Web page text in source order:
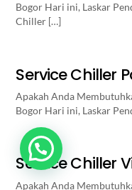
Bogor Hari ini, Laskar
Chiller […]
Service Chiller
Apakah Anda
Bogor Hari ini, Laskar
Service Chiller
Apakah Anda